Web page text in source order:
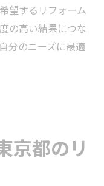
望するリフォーム
の高い結果につな
分のニーズに最適
京都のリ